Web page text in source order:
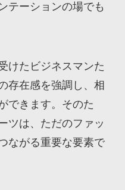
テーションの場でも
けたビジネスマンた
存在感を強調し、相
できます。そのた
ツは、ただのファッ
ながる重要な要素で